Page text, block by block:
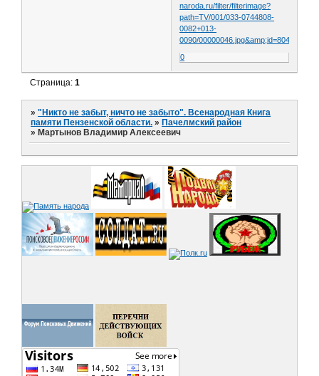
naroda.ru/filter/filterimage?
path=TV/001/033-0744808-
0082+013-
0090/
0
Страница:1
»"Никто не забыт, ничто не забыто". Всенародная Книга
памяти Пензенской области. »Пачелмский район
»Мартынов Владимир Алексеевич